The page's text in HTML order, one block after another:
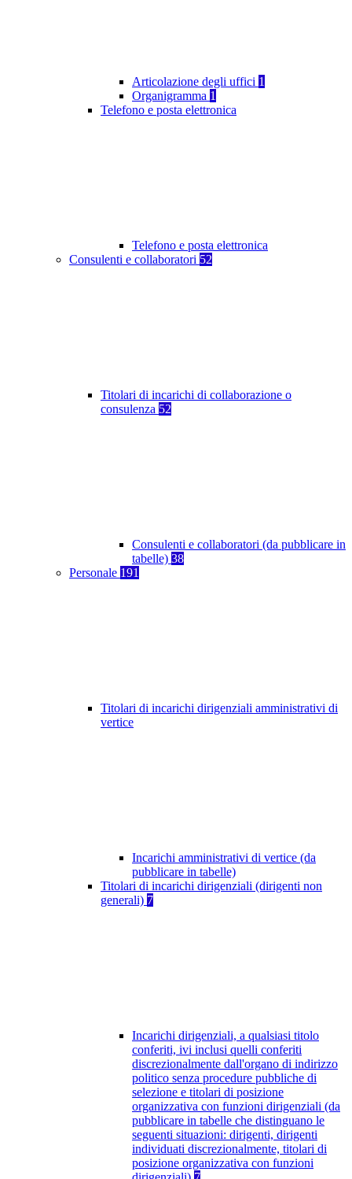
Articolazione degli uffici 1
Organigramma 1
Telefono e posta elettronica
Telefono e posta elettronica
Consulenti e collaboratori 52
Titolari di incarichi di collaborazione o
consulenza 52
Consulenti e collaboratori (da pubblicare in
tabelle) 38
Personale 191
Titolari di incarichi dirigenziali amministrativi di
vertice
Incarichi amministrativi di vertice (da
pubblicare in tabelle)
Titolari di incarichi dirigenziali (dirigenti non
generali) 7
Incarichi dirigenziali, a qualsiasi titolo
conferiti, ivi inclusi quelli conferiti
discrezionalmente dall'organo di indirizzo
politico senza procedure pubbliche di
selezione e titolari di posizione
organizzativa con funzioni dirigenziali (da
pubblicare in tabelle che distinguano le
seguenti situazioni: dirigenti, dirigenti
individuati discrezionalmente, titolari di
posizione organizzativa con funzioni